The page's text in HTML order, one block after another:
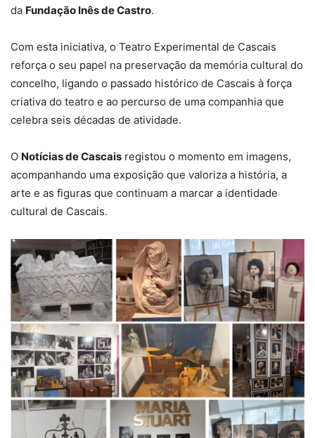
da Fundação Inês de Castro.
Com esta iniciativa, o Teatro Experimental de Cascais
reforça o seu papel na preservação da memória cultural do
concelho, ligando o passado histórico de Cascais à força
criativa do teatro e ao percurso de uma companhia que
celebra seis décadas de atividade.
O Notícias de Cascais registou o momento em imagens,
acompanhando uma exposição que valoriza a história, a
arte e as figuras que continuam a marcar a identidade
cultural de Cascais.